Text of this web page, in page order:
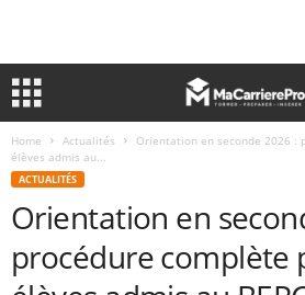
Home Actualités
Orientation en seconde 2026 :
élèves admis au...
ACTUALITÉS
Orientation en
procédure complète